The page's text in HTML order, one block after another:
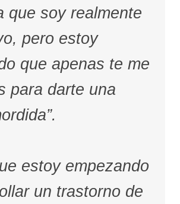
que soy realmente
pero estoy
que apenas te me
para darte una
estoy empezando
un trastorno de